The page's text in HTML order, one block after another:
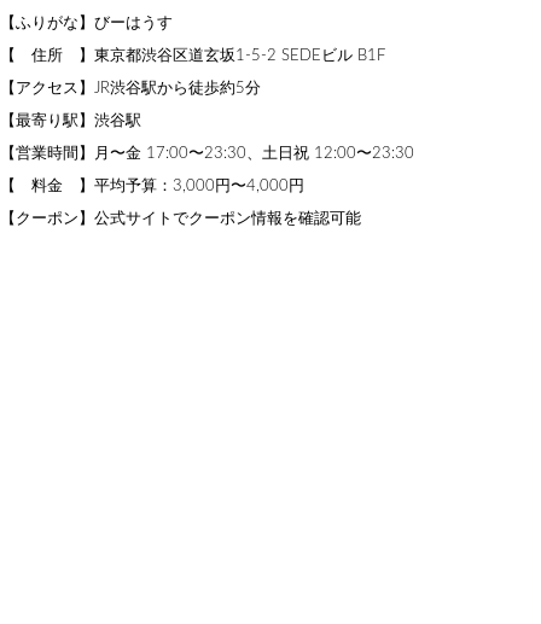
【ふりがな】びーはうす
【 住所 】東京都渋谷区道玄坂1-5-2 SEDEビル B1F
【アクセス】JR渋谷駅から徒歩約5分
【最寄り駅】渋谷駅
【営業時間】月〜金 17:00〜23:30、土日祝 12:00〜23:30
【 料金 】平均予算：3,000円〜4,000円
【クーポン】公式サイトでクーポン情報を確認可能